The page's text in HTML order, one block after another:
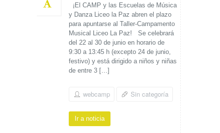
¡El CAMP y las Escuelas de Música
y Danza Liceo la Paz abren el plazo
para apuntarse al Taller-Campamento
Musical Liceo La Paz! Se celebrará
del 22 al 30 de junio en horario de
9:30 a 13:45 h (excepto 24 de junio,
festivo) y está dirigido a niños y niñas
de entre 3 […]
webcamp Sin categoría
Ir a noticia